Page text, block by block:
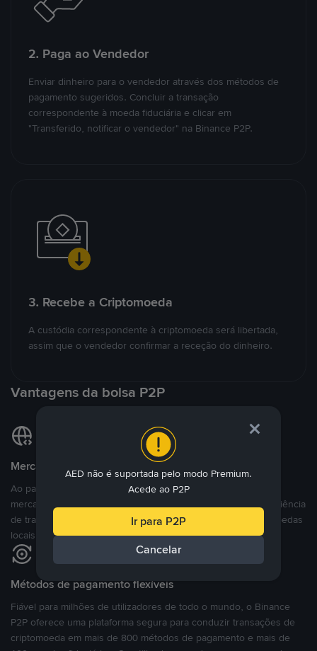
2. Paga ao Vendedor
Enviar dinheiro para o vendedor através dos métodos de
pagamento sugeridos. Concluir a transação
correspondente à moeda fiduciária e clicar em
"Transferido, notificar o vendedor" na Binance P2P.
3. Recebe a Criptomoeda
A custódia correspondente à criptomoeda será libertada,
assim que o vendedor confirmar a receção do dinheiro.
Vantagens da bolsa P2P
Mercado Global e Local
Ao passo que muitas outras plataformas P2P se destinam a
mercados específicos, a Binance P2P proporciona uma experiência
de trading verdadeiramente global suportando mais de 70 moedas
locais.
Métodos de pagamento flexíveis
Fiável para milhões de utilizadores de todo o mundo, o Binance
P2P oferece uma plataforma segura para conduzir transações de
criptomoeda em mais de 800 métodos de pagamento e mais de
AED não é suportada pelo modo Premium.
Acede ao P2P
Ir para P2P
Cancelar